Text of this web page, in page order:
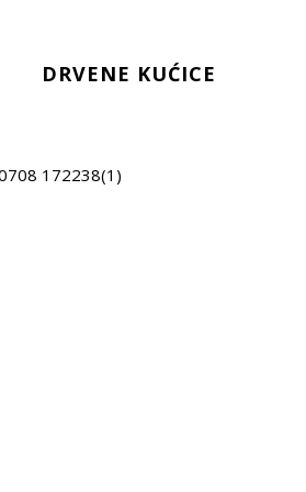
DRVENE KUĆICE